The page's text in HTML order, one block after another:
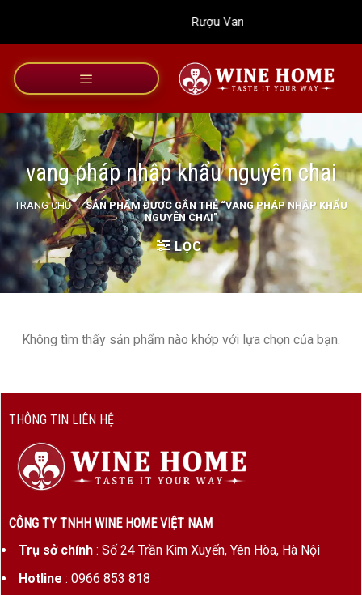
dung
Rượu Vang Wine Home
vang pháp nhập khẩu nguyên chai
TRANG CHỦ / SẢN PHẨM ĐƯỢC GẮN THẺ “VANG PHÁP NHẬP KHẨU
NGUYÊN CHAI”
LỌC
Không tìm thấy sản phẩm nào khớp với lựa chọn của bạn.
THÔNG TIN LIÊN HỆ
CÔNG TY TNHH WINE HOME VIỆT NAM
Trụ sở chính: Số 24 Trần Kim Xuyến, Yên Hòa, Hà Nội
Hotline : 0966 853 818